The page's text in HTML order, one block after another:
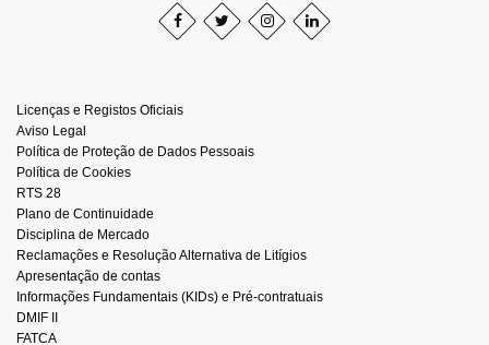
Licenças e Registos Oficiais
Aviso Legal
Política de Proteção de Dados Pessoais
Política de Cookies
RTS 28
Plano de Continuidade
Disciplina de Mercado
Reclamações e Resolução Alternativa de Litígios
Apresentação de contas
Informações Fundamentais (KIDs) e Pré-contratuais
DMIF II
FATCA